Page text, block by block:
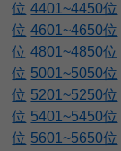
位 4401~4450位
位 4601~4650位
位 4801~4850位
位 5001~5050位
位 5201~5250位
位 5401~5450位
位 5601~5650位